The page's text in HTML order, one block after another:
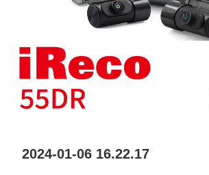
2024-01-06 16.22.17